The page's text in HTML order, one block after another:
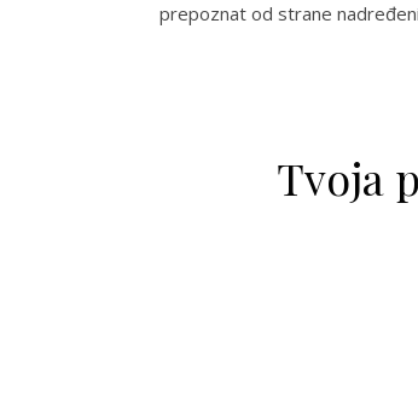
prepoznat od strane
Tvoja